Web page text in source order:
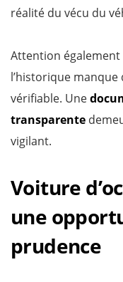
réalité du vécu du
Attention également
l’historique
vérifiable. Une
transparente
vigilant.
Voiture
une
prudence